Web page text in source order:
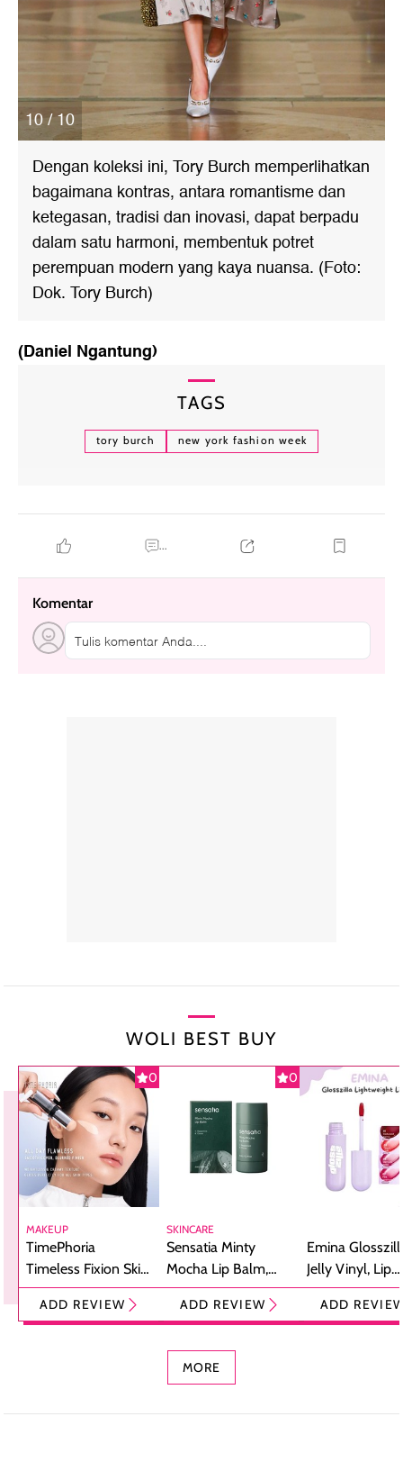
10 / 10
Dengan koleksi ini, Tory Burch memperlihatkan
bagaimana kontras, antara romantisme dan
ketegasan, tradisi dan inovasi, dapat berpadu
dalam satu harmoni, membentuk potret
perempuan modern yang kaya nuansa. (Foto:
Dok. Tory Burch)
(Daniel Ngantung)
TAGS
tory burch new york fashion week
...
Komentar
Tulis komentar Anda....
WOLI BEST BUY
0
MAKEUP
TimePhoria
Timeless Fixion Skin
Tint Stick,
Foundation dan
ADD REVIEW
0
SKINCARE
Sensatia Minty
Mocha Lip Balm,
Pelembap Bibir
dengan Aroma
ADD REVIEW
Emina
Jelly Vinyl, Lip
Cream Glossy
Ringan
ADD
MORE